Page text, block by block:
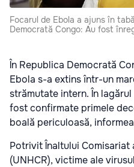
Focarul de Ebola a ajuns în
Democrată Congo: Au fost
În Republica Democrată
Ebola s-a extins într-un
strămutate intern. În
fost confirmate primele
boală periculoasă,
Potrivit Înaltului Comisariat
(UNHCR), victime ale